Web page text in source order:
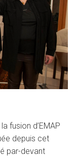
fusion d’EMAP
depuis cet
par-devant